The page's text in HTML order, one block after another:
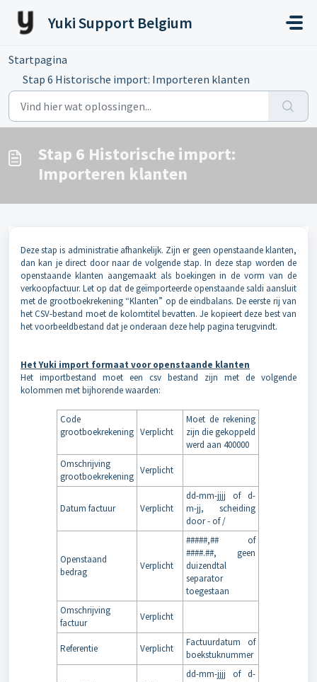
Yuki Support Belgium
Startpagina
Stap 6 Historische import: Importeren klanten
Stap 6 Historische import:
Importeren klanten
Deze stap is administratie afhankelijk. Zijn er geen openstaande klanten,
dan kan je direct door naar de volgende stap. In deze stap worden de
openstaande klanten aangemaakt als boekingen in de vorm van de
verkoopfactuur. Let op dat de geïmporteerde openstaande saldi aansluit
met de grootboekrekening “Klanten” op de eindbalans. De eerste rij van
het CSV-bestand moet de kolomtitel bevatten. Je kopieert deze best van
het voorbeeldbestand dat je onderaan deze help pagina terugvindt.
Het Yuki import formaat voor openstaande klanten
Het importbestand moet een csv bestand zijn met de volgende
kolommen met bijhorende waarden:
Code
grootboekrekening Verplicht
Moet de rekening
zijn die gekoppeld
werd aan 400000
Omschrijving
grootboekrekening
Verplicht
Datum factuur Verplicht
dd-mm-jjjj of d-
m-jj, scheiding
door - of /
Openstaand
bedrag
Verplicht
#####,## of
####.##, geen
duizendtal
separator
toegestaan
Omschrijving
factuur
Verplicht
Referentie Verplicht
Factuurdatum of
boekstuknummer
dd-mm-jjjj of d-